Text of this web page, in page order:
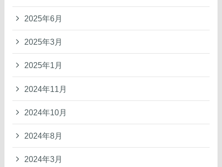
2025年6月
2025年3月
2025年1月
2024年11月
2024年10月
2024年8月
2024年3月